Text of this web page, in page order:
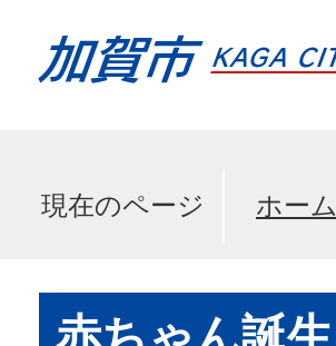
現在のページ ホーム